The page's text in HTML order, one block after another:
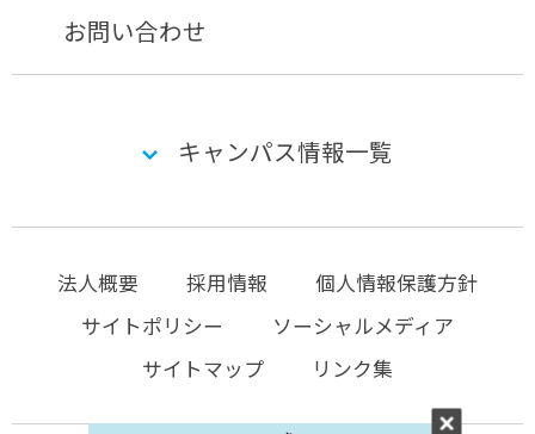
お問い合わせ
キャンパス情報一覧
法人概要 採用情報
個人情報保護方針
サイトポリシー
ソーシャルメディア
サイトマップ
リンク集